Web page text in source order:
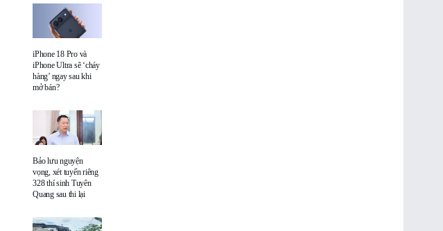
iPhone 18 Pro và
iPhone Ultra sẽ ‘cháy
hàng’ ngay sau khi
mở bán?
Bảo lưu nguyện
vọng, xét tuyển riêng
328 thí sinh Tuyên
Quang sau thi lại